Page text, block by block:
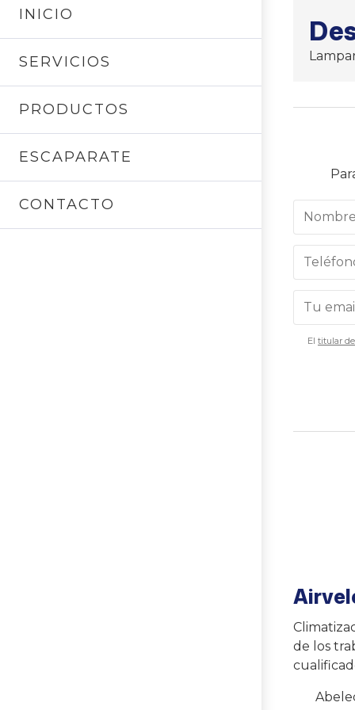
INICIO
SERVICIOS
PRODUCTOS
ESCAPARATE
CONTACTO
El titular
de los